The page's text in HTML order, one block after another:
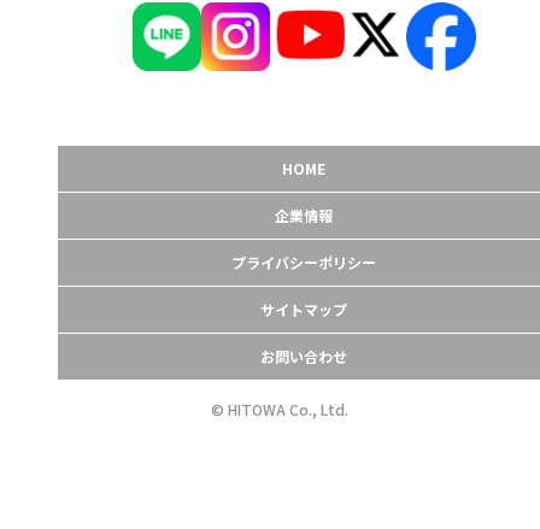
HOME
企業情報
プライバシーポリシー
サイトマップ
お問い合わせ
© HITOWA Co., Ltd.